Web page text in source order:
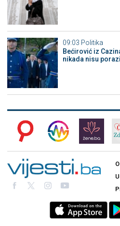
09:03 Politika
Bećirović iz
nikada nisu